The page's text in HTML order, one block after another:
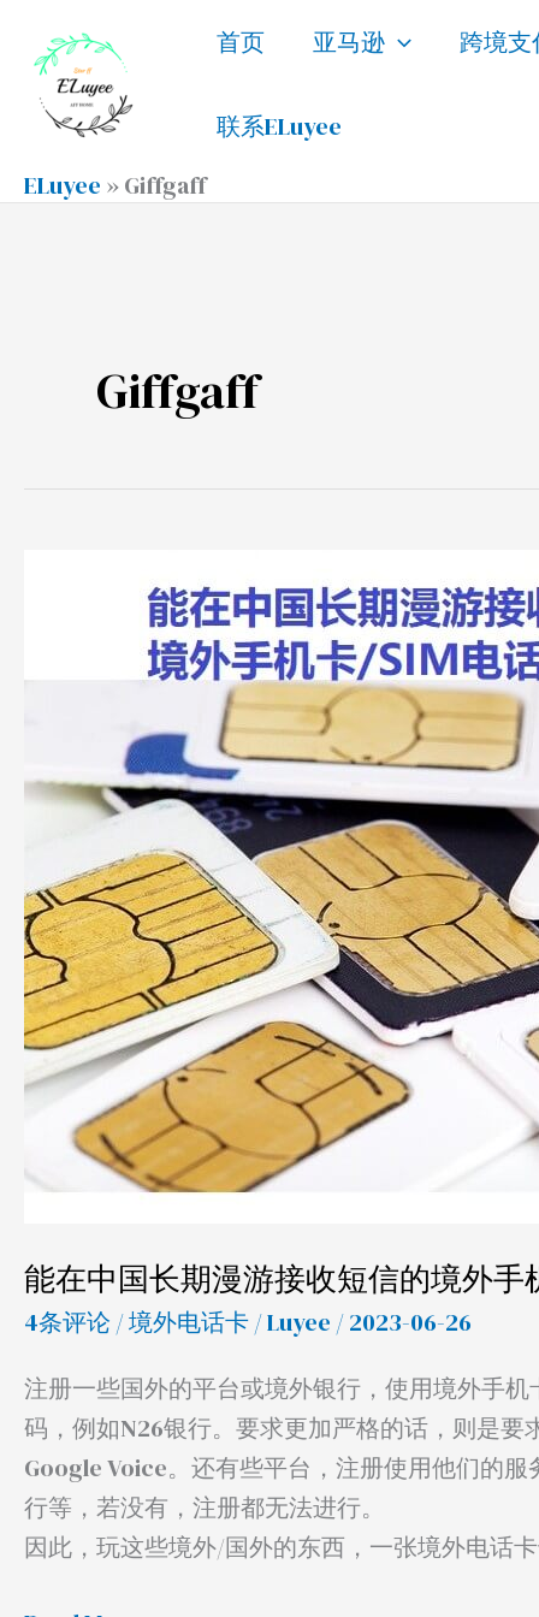
首页 亚马逊 跨境支
联系ELuyee
ELuyee »Giffgaff
Giffgaff
能在中国长期漫游接收短信的境外手
4条评论 /境外电话卡/Luyee / 2023-06-26
注册一些国外的平台或境外银行，使用境外手
码，例如N26银行。要求更加严格的话，则是要
Google Voice。还有些平台，注册使用他们的
行等，若没有，注册都无法进行。
因此，玩这些境外/国外的东西，一张境外电话卡
国
漫
接
收
短
信
的
境
电
话